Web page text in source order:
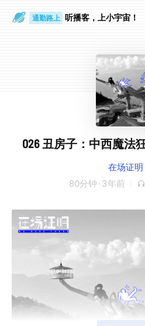
通勤路上 听播客，上小宇宙！
026 丑房子：中西魔法
在场证明
80分钟 · 3年前